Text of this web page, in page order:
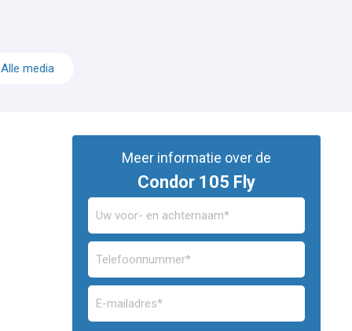
Alle media
Meer informatie over de
Condor 105 Fly